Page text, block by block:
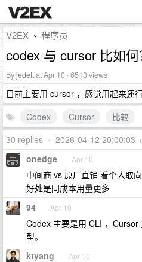
V2EX › 程序员
codex 与 cursor 比如何
Byjedeftat Apr 10 · 6513 views
目前主要用 cursor ，感觉用起来还
Codex
Cursor
比较
30 replies • 2026-04-12 20:00:03
onedge Apr 10
中间商 vs 原厂直销 看个人取
好处是同成本用量更多
94 Apr 10
Codex 主要是用 CLI ，
型。
ktyang Apr 10